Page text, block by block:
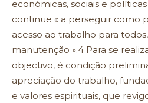
económicas, sociais e
continue « a perseguir como
acesso ao trabalho para
manutenção ».4 Para se
objectivo, é condição
apreciação do trabalho,
e valores espirituais, que